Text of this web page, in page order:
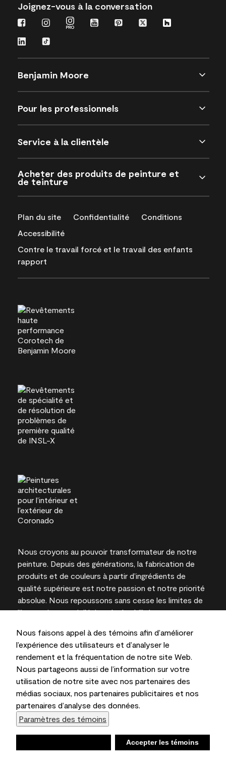
Nous faisons appel à des témoins afin d’améliorer
l’expérience des utilisateurs et d’analyser le
rendement et la fréquentation de notre site Web.
Nous partageons aussi de l’information sur votre
utilisation de notre site avec nos partenaires des
médias sociaux, nos partenaires publicitaires et nos
partenaires d’analyse des données.
Paramètres des témoins
Accepter les témoins
Joignez-vous à la conversation
Benjamin Moore
Pour les professionnels
Service à la clientèle
Acheter des produits de peinture et
de teinture
Plan du site Confidentialité
Conditions
Accessibilité
Contre le travail forcé et le travail des enfants
rapport
Nous croyons au pouvoir transformateur de notre
peinture. Depuis des générations, la fabrication de
produits et de couleurs à partir d’ingrédients de
qualité supérieure est notre passion et notre priorité
absolue. Nous repoussons sans cesse les limites de
l’innovation et privilégions la durabilité pour
l’expertise locale.
Les couleurs représentées à l’écran et sur les
documents imprimés peuvent différer des couleurs
en contenant.